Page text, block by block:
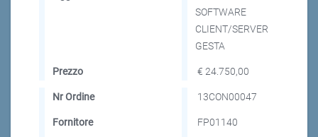
SOFTWARE
CLIENT/SERVER
GESTA
Prezzo € 24.750,00
Nr Ordine 13CON00047
Fornitore FP01140